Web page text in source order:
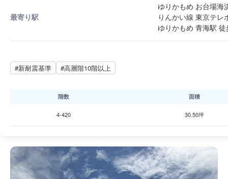
最寄り駅
ゆりかもめ お台場海
りんかい線 東京テレ
ゆりかもめ 青海駅
#新耐震基準 #高層階10階以上
階数 面積
4-420 30.50坪